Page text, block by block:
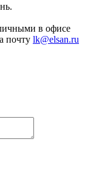
в офисе
почту lk@elsan.ru